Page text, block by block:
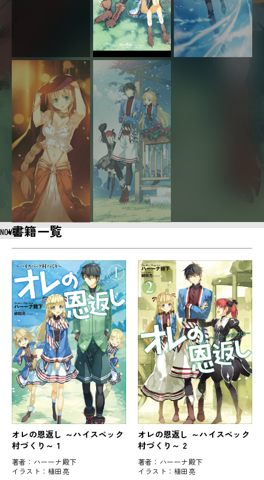
NOVEL書籍一覧
オレの恩返し ～ハイスペック
村づくり～ 1
著者： ハーーナ殿下
イラスト：植田亮
オレの恩返し ～ハイスペック
村づくり～ 2
著者： ハーーナ殿下
イラスト：植田亮